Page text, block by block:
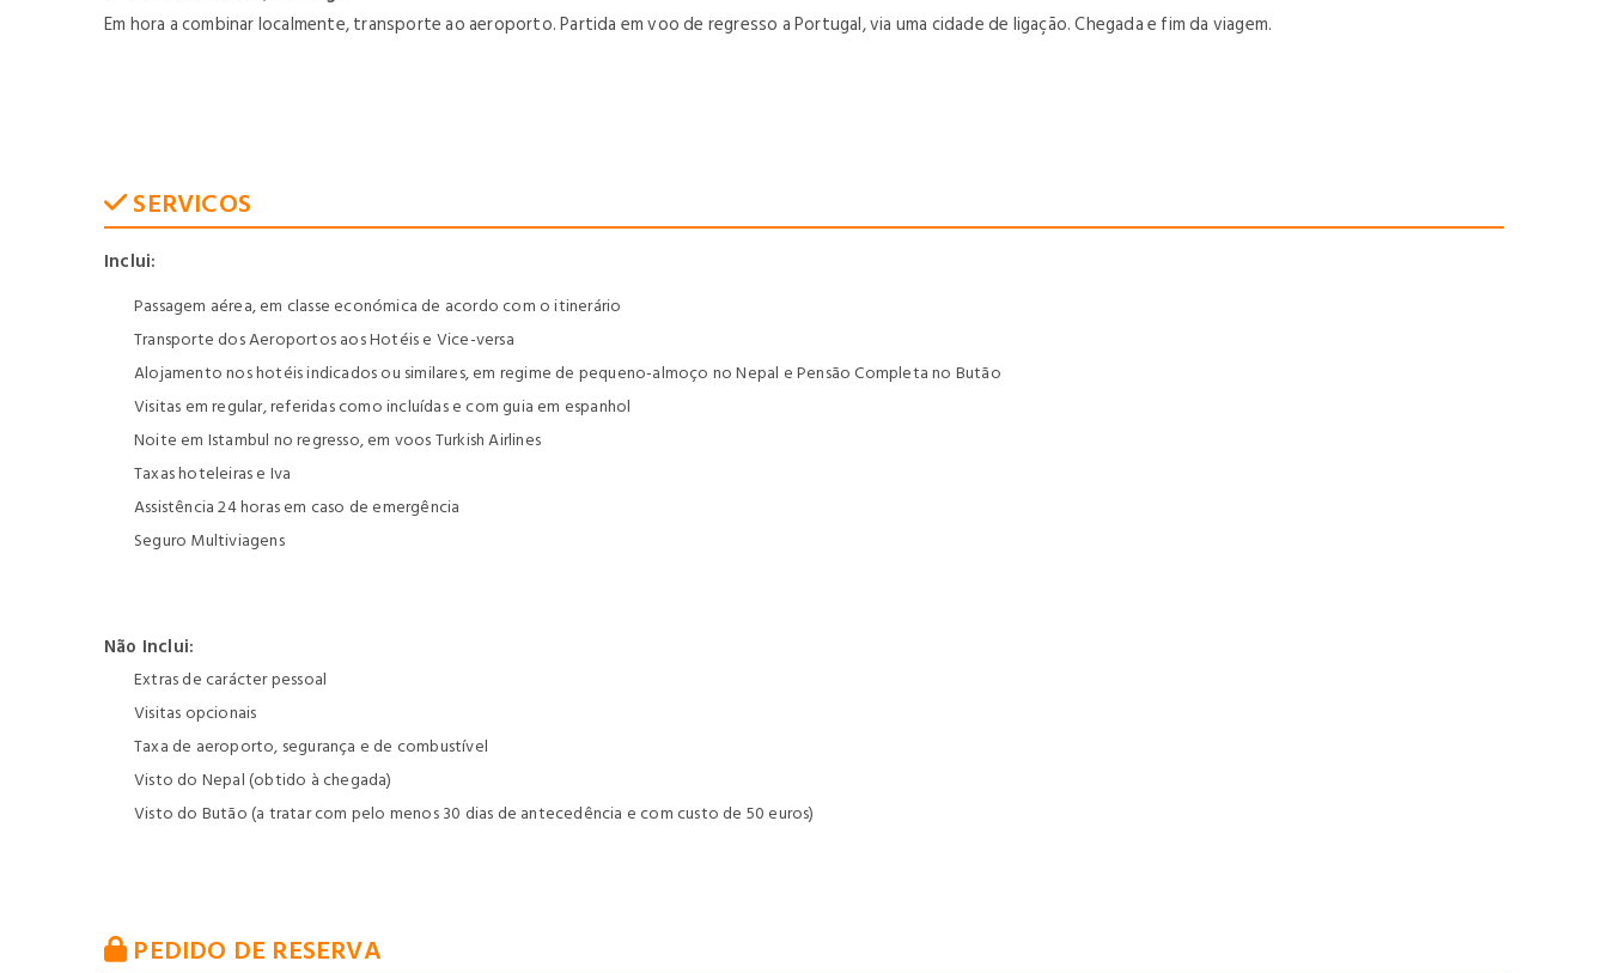
Em hora a combinar localmente, transporte ao aeroporto. Partida em voo de regresso a Portugal, via uma cidade de ligação. Chegada e fim da viagem.
SERVICOS
Inclui:
Passagem aérea, em classe económica de acordo com o itinerário
Transporte dos Aeroportos aos Hotéis e Vice-versa
Alojamento nos hotéis indicados ou similares, em regime de pequeno-almoço no Nepal e Pensão Completa no Butão
Visitas em regular, referidas como incluídas e com guia em espanhol
Noite em Istambul no regresso, em voos Turkish Airlines
Taxas hoteleiras e Iva
Assistência 24 horas em caso de emergência
Seguro Multiviagens
Não Inclui:
Extras de carácter pessoal
Visitas opcionais
Taxa de aeroporto, segurança e de combustível
Visto do Nepal (obtido à chegada)
Visto do Butão (a tratar com pelo menos 30 dias de antecedência e com custo de 50 euros)
PEDIDO DE RESERVA